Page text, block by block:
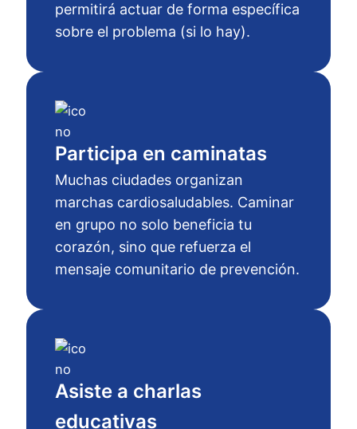
permitirá actuar de forma específica
sobre el problema (si lo hay).
Participa en caminatas
Muchas ciudades organizan
marchas cardiosaludables. Caminar
en grupo no solo beneficia tu
corazón, sino que refuerza el
mensaje comunitario de prevención.
Asiste a charlas
educativas